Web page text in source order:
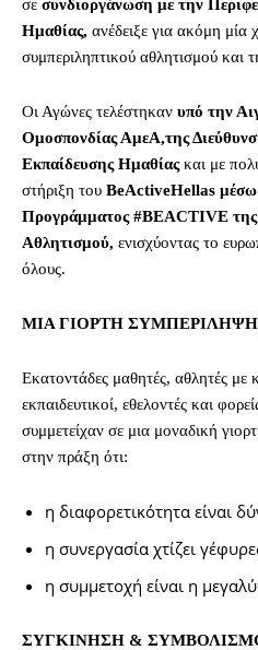
σε συνδιοργάνωση με την
Ημαθίας, ανέδειξε για ακόμη μία
συμπεριληπτικού αθλητισμού και
Οι Αγώνες τελέστηκαν υπό την
Ομοσπονδίας ΑμεΑ,της
Εκπαίδευσης Ημαθίαςκαι με
στήριξη του BeActiveHellas
Προγράμματος #BEACTIVE της
Αθλητισμού, ενισχύοντας το
όλους.
ΜΙΑ ΓΙΟΡΤΗ
Εκατοντάδες μαθητές, αθλητές με
εκπαιδευτικοί, εθελοντές και
συμμετείχαν σε μια μοναδική
στην πράξη ότι:
η διαφορετικότητα είναι
η συνεργασία χτίζει
η συμμετοχή είναι η
ΣΥΓΚΙΝΗΣΗ &